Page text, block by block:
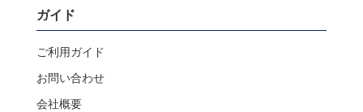
ガイド
ご利用ガイド
お問い合わせ
会社概要